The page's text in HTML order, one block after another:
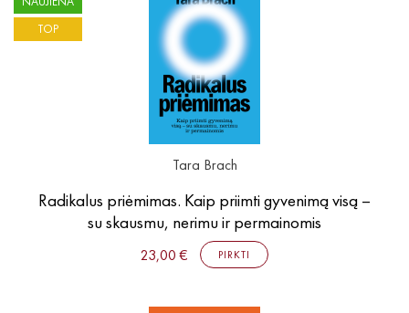
TOP
Tara Brach
Radikalus priėmimas. Kaip priimti gyvenimą visą –
su skausmu, nerimu ir permainomis
23,00 € PIRKTI